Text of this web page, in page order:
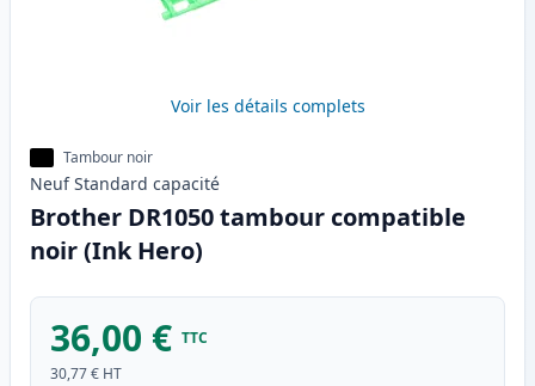
Voir les détails complets
Tambour noir
Neuf Standard capacité
Brother DR1050 tambour compatible
noir (Ink Hero)
36,00 € TTC
30,77 € HT